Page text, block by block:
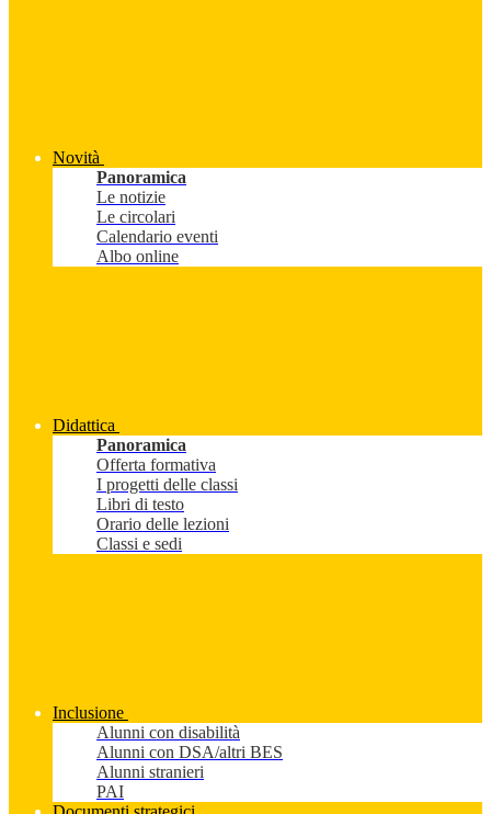
Novità
Panoramica
Le notizie
Le circolari
Calendario eventi
Albo online
Didattica
Panoramica
Offerta formativa
I progetti delle classi
Libri di testo
Orario delle lezioni
Classi e sedi
Inclusione
Alunni con disabilità
Alunni con DSA/altri BES
Alunni stranieri
PAI